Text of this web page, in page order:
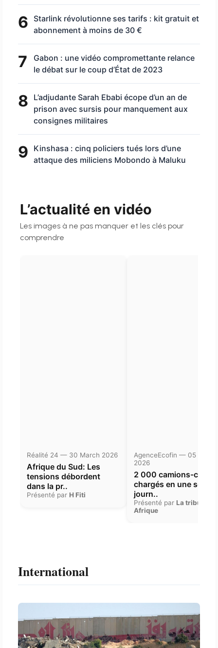
6
Starlink révolutionne ses tarifs : kit gratuit et
abonnement à moins de 30 €
7
Gabon : une vidéo compromettante relance
le débat sur le coup d’État de 2023
8
L’adjudante Sarah Ebabi écope d’un an de
prison avec sursis pour manquement aux
consignes militaires
9
Kinshasa : cinq policiers tués lors d’une
attaque des miliciens Mobondo à Maluku
L’actualité en vidéo
Les images à ne pas manquer et les clés pour
comprendre
Réalité 24 — 30 March 2026
Afrique du Sud: Les
tensions débordent
dans la pr..
Présenté par H Fiti
AgenceEcofin — 05
2026
2 000 camions-
chargés en une seule
journ..
Présenté par La tribune
Afrique
International